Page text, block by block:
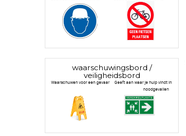
waarschuwingsbord /
veiligheidsbord
Waarschuwen voor een gevaar Geeft aan waar je hulp vindt in
noodgevallen